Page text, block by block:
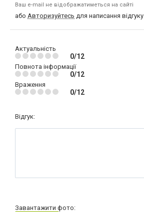
Ваш e-mail не відображатиметься на сайті
або Авторизуйтесь для написання відгуку
Актуальність
0/12
Повнота інформації
0/12
Враження
0/12
Відгук:
Завантажити фото: